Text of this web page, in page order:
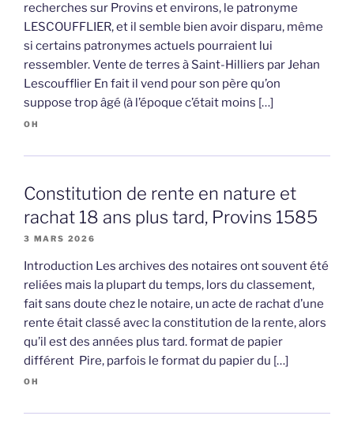
recherches sur Provins et environs, le patronyme
LESCOUFFLIER, et il semble bien avoir disparu, même
si certains patronymes actuels pourraient lui
ressembler. Vente de terres à Saint-Hilliers par Jehan
Lescoufflier En fait il vend pour son père qu’on
suppose trop âgé (à l’époque c’était moins […]
OH
Constitution de rente en nature et
rachat 18 ans plus tard, Provins 1585
3 MARS 2026
Introduction Les archives des notaires ont souvent été
reliées mais la plupart du temps, lors du classement,
fait sans doute chez le notaire, un acte de rachat d’une
rente était classé avec la constitution de la rente, alors
qu’il est des années plus tard. format de papier
différent Pire, parfois le format du papier du […]
OH